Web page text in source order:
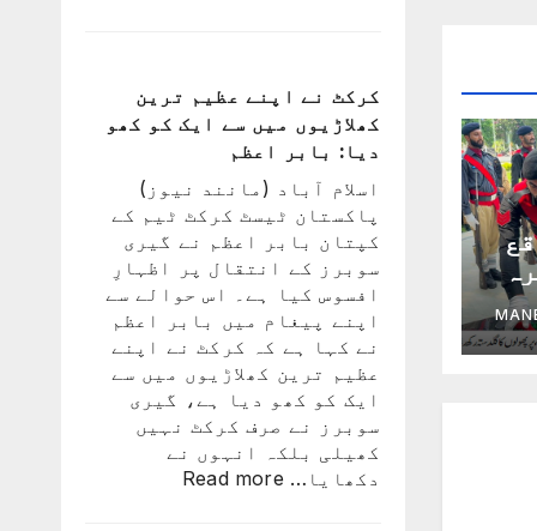
بند
نہیں
اچھا
کھیلے
گا
وہ
ٹیم
میں
ہوگا:
فاطمہ
ثنا
کرکٹ نے اپنے عظیم ترین
کھلاڑیوں میں سے ایک کو کھو
دیا: بابر اعظم
اسلام آباد (مانند نیوز)
پاکستان ٹیسٹ کرکٹ ٹیم کے
کپتان بابر اعظم نے گیری
سوبرز کے انتقال پر اظہارِ
افسوس کیا ہے۔ اس حوالے سے
اپنے پیغام میں بابر اعظم
نے کہا ہے کہ کرکٹ نے اپنے
عظیم ترین کھلاڑیوں میں سے
ایک کو کھو دیا ہے، گیری
سوبرز نے صرف کرکٹ نہیں
کھیلی بلکہ انہوں نے
دکھایا… Read more
: